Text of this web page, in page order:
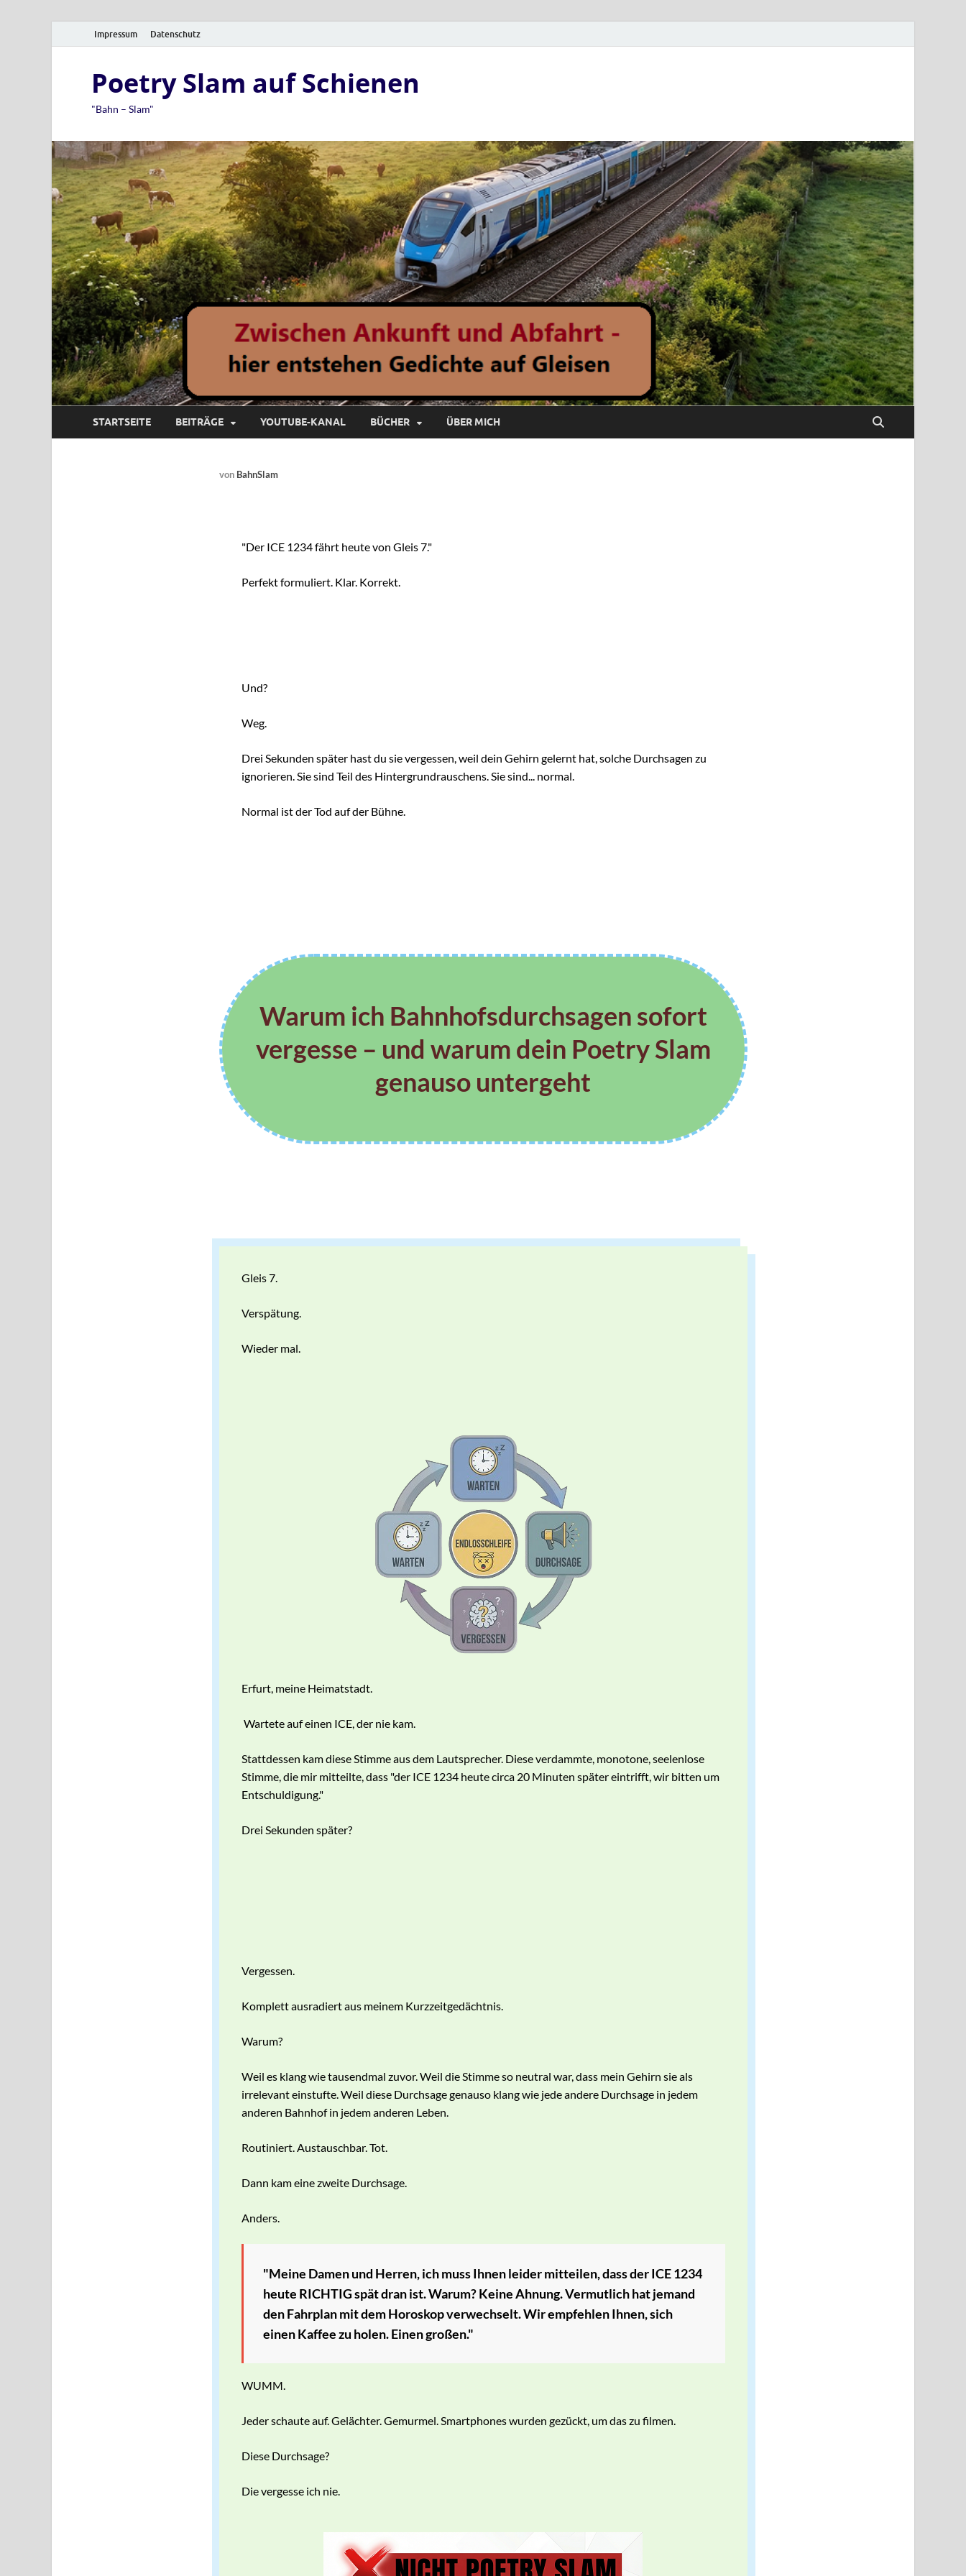
Impressum Datenschutz
Poetry Slam auf Schienen
"Bahn – Slam"
STARTSEITE BEITRÄGE YOUTUBE-KANAL BÜCHER ÜBER MICH
von BahnSlam
"Der ICE 1234 fährt heute von Gleis 7."
Perfekt formuliert. Klar. Korrekt.
Und?
Weg.
Drei Sekunden später hast du sie vergessen, weil dein Gehirn gelernt hat, solche Durchsagen zu
ignorieren. Sie sind Teil des Hintergrundrauschens. Sie sind... normal.
Normal ist der Tod auf der Bühne.
Warum ich Bahnhofsdurchsagen sofort
vergesse – und warum dein Poetry Slam
genauso untergeht
Gleis 7.
Verspätung.
Wieder mal.
Erfurt, meine Heimatstadt.
Wartete auf einen ICE, der nie kam.
Stattdessen kam diese Stimme aus dem Lautsprecher. Diese verdammte, monotone, seelenlose
Stimme, die mir mitteilte, dass "der ICE 1234 heute circa 20 Minuten später eintrifft, wir bitten um
Entschuldigung."
Drei Sekunden später?
Vergessen.
Komplett ausradiert aus meinem Kurzzeitgedächtnis.
Warum?
Weil es klang wie tausendmal zuvor. Weil die Stimme so neutral war, dass mein Gehirn sie als
irrelevant einstufte. Weil diese Durchsage genauso klang wie jede andere Durchsage in jedem
anderen Bahnhof in jedem anderen Leben.
Routiniert. Austauschbar. Tot.
Dann kam eine zweite Durchsage.
Anders.
"Meine Damen und Herren, ich muss Ihnen leider mitteilen, dass der ICE 1234
heute RICHTIG spät dran ist. Warum? Keine Ahnung. Vermutlich hat jemand
den Fahrplan mit dem Horoskop verwechselt. Wir empfehlen Ihnen, sich
einen Kaffee zu holen. Einen großen."
WUMM.
Jeder schaute auf. Gelächter. Gemurmel. Smartphones wurden gezückt, um das zu filmen.
Diese Durchsage?
Die vergesse ich nie.